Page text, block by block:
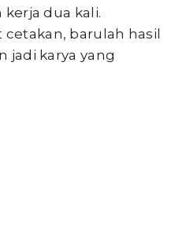
dua kali.
barulah hasil
jadi karya yang